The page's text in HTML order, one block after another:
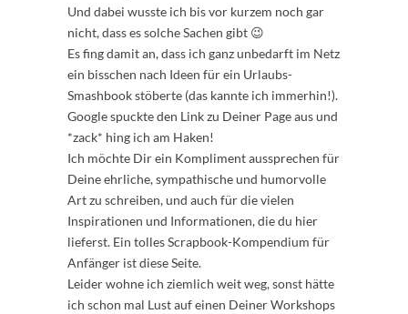
Und dabei wusste ich bis vor kurzem noch gar
nicht, dass es solche Sachen gibt 😉
Es fing damit an, dass ich ganz unbedarft im Netz
ein bisschen nach Ideen für ein Urlaubs-
Smashbook stöberte (das kannte ich immerhin!).
Google spuckte den Link zu Deiner Page aus und
*zack* hing ich am Haken!
Ich möchte Dir ein Kompliment aussprechen für
Deine ehrliche, sympathische und humorvolle
Art zu schreiben, und auch für die vielen
Inspirationen und Informationen, die du hier
lieferst. Ein tolles Scrapbook-Kompendium für
Anfänger ist diese Seite.
Leider wohne ich ziemlich weit weg, sonst hätte
ich schon mal Lust auf einen Deiner Workshops